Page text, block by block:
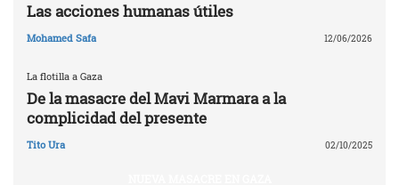
Las acciones humanas útiles
Mohamed Safa 12/06/2026
La flotilla a Gaza
De la masacre del Mavi Marmara a la
complicidad del presente
Tito Ura 02/10/2025